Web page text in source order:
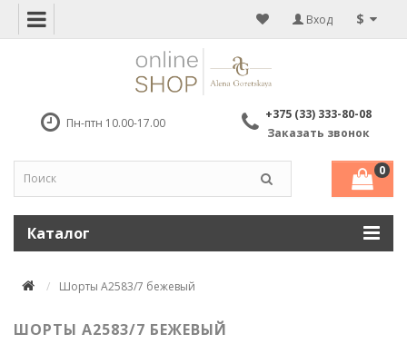
$
Вход
Пн-птн 10.00-17.00
+375 (33) 333-80-08
Заказать звонок
0
Каталог
Шорты А2583/7 бежевый
ШОРТЫ А2583/7 БЕЖЕВЫЙ